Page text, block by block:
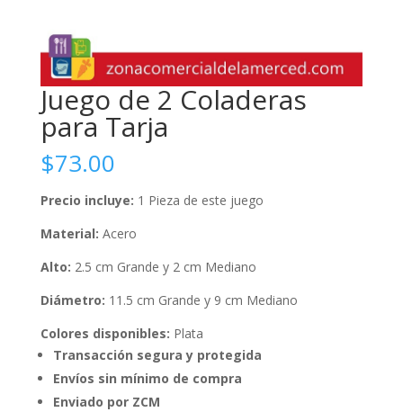
Juego de 2 Coladeras
para Tarja
$73.00
Precio incluye: 1 Pieza de este juego
Material: Acero
Alto: 2.5 cm Grande y 2 cm Mediano
Diámetro: 11.5 cm Grande y 9 cm Mediano
Colores disponibles: Plata
Transacción segura y protegida
Envíos sin mínimo de compra
Enviado por ZCM